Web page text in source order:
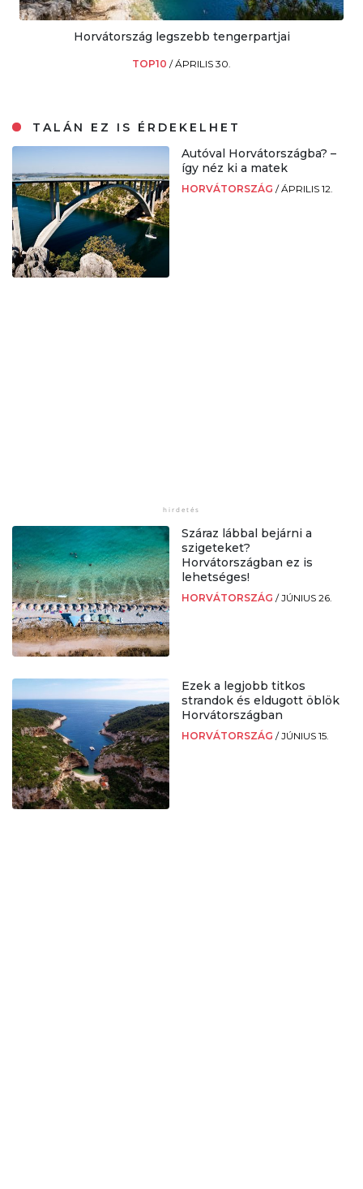
Horvátország legszebb tengerpartjai
TOP10 /ÁPRILIS 30.
TALÁN EZ IS ÉRDEKELHET
Autóval Horvátországba? –
így néz ki a matek
HORVÁTORSZÁG /ÁPRILIS 12.
Száraz lábbal bejárni a
szigeteket?
Horvátországban ez is
lehetséges!
HORVÁTORSZÁG /JÚNIUS 26.
Ezek a legjobb titkos
strandok és eldugott öblök
Horvátországban
HORVÁTORSZÁG /JÚNIUS 15.